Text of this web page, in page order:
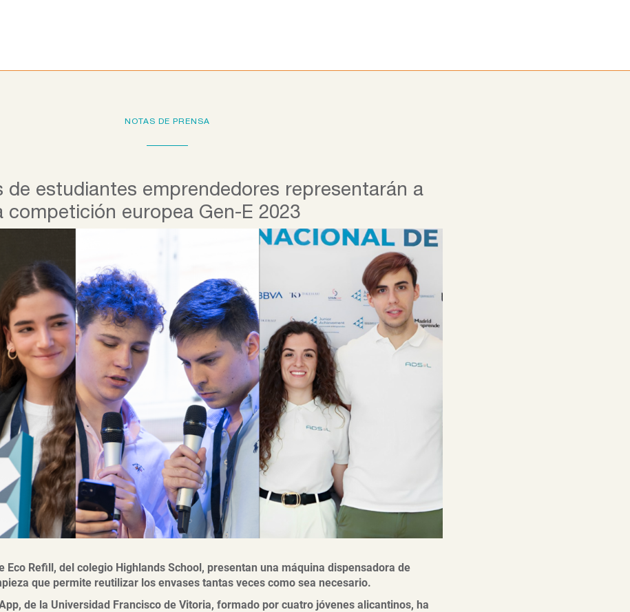
NOTAS DE PRENSA
de estudiantes emprendedores representarán a
competición europea Gen-E 2023
Eco Refill, del colegio Highlands School, presentan una máquina dispensadora de
que permite reutilizar los envases tantas veces como sea necesario.
de la Universidad Francisco de Vitoria, formado por cuatro jóvenes alicantinos, ha